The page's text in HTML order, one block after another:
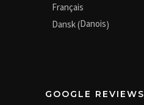
Français
Dansk(Danois)
GOOGLE REVIEWS